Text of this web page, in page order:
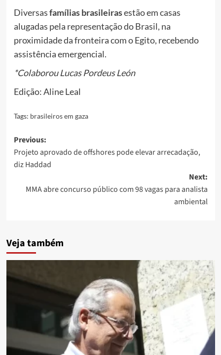
Diversasfamílias brasileirasestão em casas
alugadas pela representação do Brasil, na
proximidade da fronteira com o Egito, recebendo
assistência emergencial.
*Colaborou Lucas Pordeus León
Edição: Aline Leal
Tags: brasileiros em gaza
Post
navigation
Previous:
Projeto aprovado de offshores pode elevar arrecadação,
diz Haddad
Next:
MMA abre concurso público com 98 vagas para analista
ambiental
Veja também